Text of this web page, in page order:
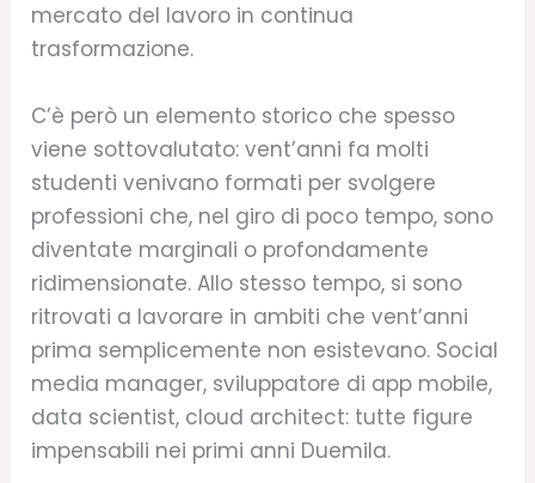
mercato del lavoro in continua
trasformazione.
C’è però un elemento storico che spesso
viene sottovalutato: vent’anni fa molti
studenti venivano formati per svolgere
professioni che, nel giro di poco tempo, sono
diventate marginali o profondamente
ridimensionate. Allo stesso tempo, si sono
ritrovati a lavorare in ambiti che vent’anni
prima semplicemente non esistevano. Social
media manager, sviluppatore di app mobile,
data scientist, cloud architect: tutte figure
impensabili nei primi anni Duemila.